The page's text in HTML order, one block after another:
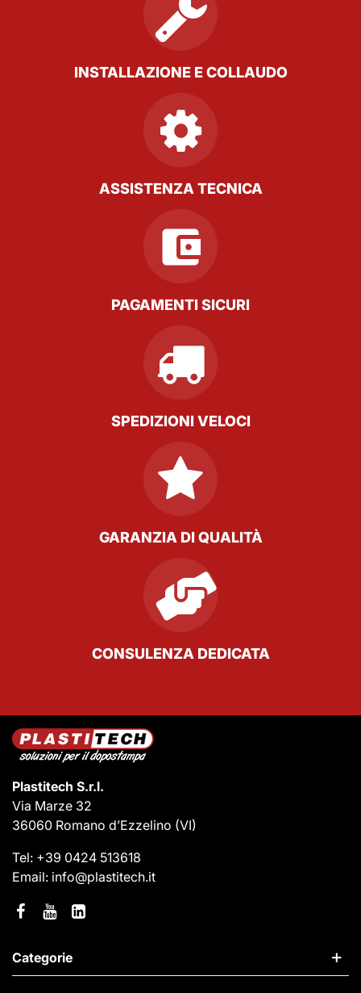
INSTALLAZIONE E COLLAUDO
ASSISTENZA TECNICA
PAGAMENTI SICURI
SPEDIZIONI VELOCI
GARANZIA DI QUALITÀ
CONSULENZA DEDICATA
Plastitech S.r.l.
Via Marze 32
36060 Romano d’Ezzelino (VI)
Tel: +39 0424 513618
Email: info@plastitech.it
Categorie